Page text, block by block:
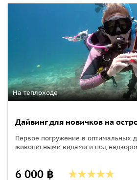
На теплоходе
Дайвинг для новичков на
Первое погружение в оптимальных
живописными видами и под
6 000 ฿